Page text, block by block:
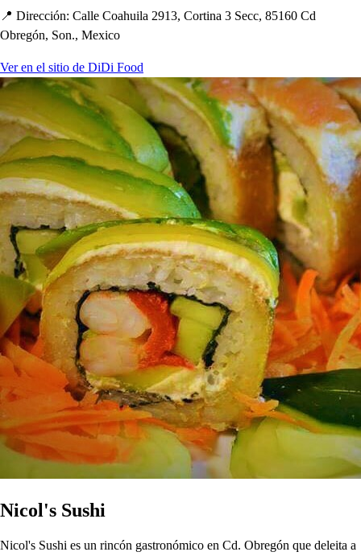
📍 Dirección: Calle Coahuila 2913, Cortina 3 Secc, 85160 Cd
Obregón, Son., Mexico
Ver en el sitio de DiDi Food
Nicol's Sushi
Nicol's Sushi es un rincón gastronómico en Cd. Obregón que deleita a